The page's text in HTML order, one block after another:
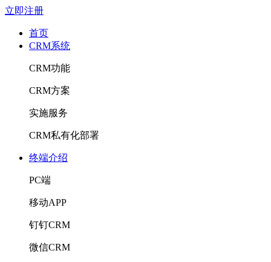
立即注册
首页
CRM系统
CRM功能
CRM方案
实施服务
CRM私有化部署
终端介绍
PC端
移动APP
钉钉CRM
微信CRM